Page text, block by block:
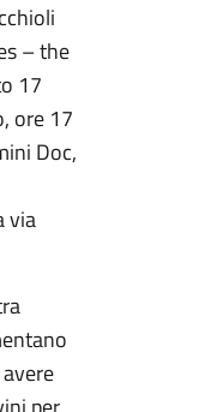
– the
17
ore 17
Doc,
via